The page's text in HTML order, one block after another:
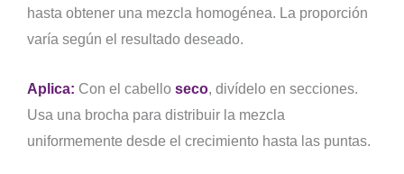
hasta obtener una mezcla homogénea. La proporción
varía según el resultado deseado.
Aplica: Con el cabello seco, divídelo en secciones.
Usa una brocha para distribuir la mezcla
uniformemente desde el crecimiento hasta las puntas.